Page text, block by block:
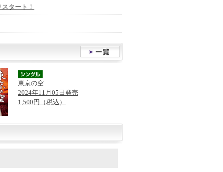
タート！
東京の空
2024年11月05日発売
1,500円（税込）